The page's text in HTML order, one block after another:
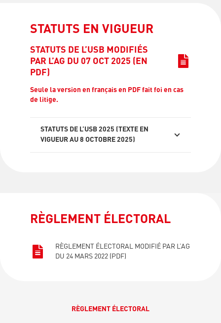
STATUTS EN VIGUEUR
STATUTS DE L’USB MODIFIÉS
PAR L’AG DU 07 OCT 2025 (EN
PDF)
Seule la version en français en PDF fait foi en cas
de litige.
STATUTS DE L’USB 2025 (TEXTE EN
VIGUEUR AU 8 OCTOBRE 2025)
RÈGLEMENT ÉLECTORAL
RÈGLEMENT ÉLECTORAL MODIFIÉ PAR L’AG
DU 24 MARS 2022 (PDF)
RÈGLEMENT ÉLECTORAL